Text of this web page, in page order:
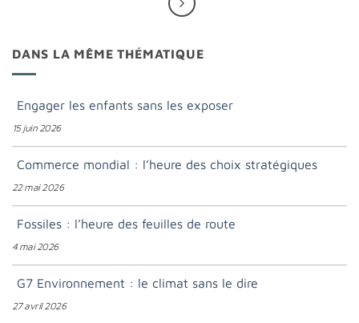
DANS LA MÊME THÉMATIQUE
Engager les enfants sans les exposer
15 juin 2026
Commerce mondial : l’heure des choix stratégiques
22 mai 2026
Fossiles : l’heure des feuilles de route
4 mai 2026
G7 Environnement : le climat sans le dire
27 avril 2026